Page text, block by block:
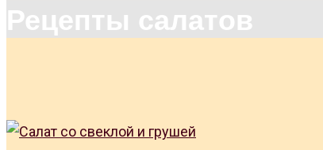
Рецепты салатов